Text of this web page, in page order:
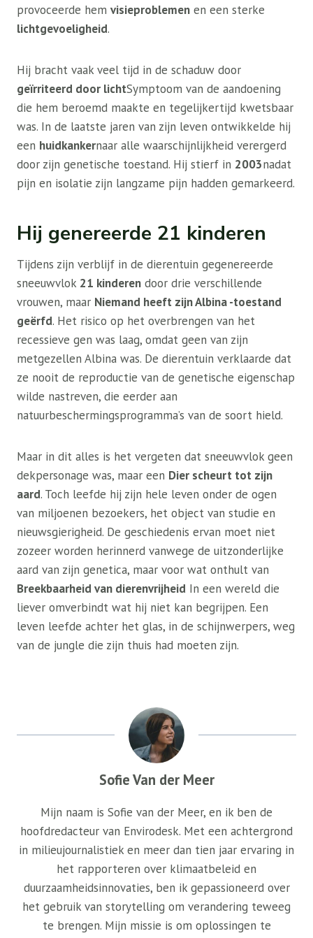
provoceerde hem visieproblemen en een sterke
lichtgevoeligheid.
Hij bracht vaak veel tijd in de schaduw door
geïrriteerd door lichtSymptoom van de aandoening
die hem beroemd maakte en tegelijkertijd kwetsbaar
was. In de laatste jaren van zijn leven ontwikkelde hij
een huidkankernaar alle waarschijnlijkheid verergerd
door zijn genetische toestand. Hij stierf in 2003nadat
pijn en isolatie zijn langzame pijn hadden gemarkeerd.
Hij genereerde 21 kinderen
Tijdens zijn verblijf in de dierentuin gegenereerde
sneeuwvlok 21 kinderen door drie verschillende
vrouwen, maar Niemand heeft zijn Albina -toestand
geërfd. Het risico op het overbrengen van het
recessieve gen was laag, omdat geen van zijn
metgezellen Albina was. De dierentuin verklaarde dat
ze nooit de reproductie van de genetische eigenschap
wilde nastreven, die eerder aan
natuurbeschermingsprogramma’s van de soort hield.
Maar in dit alles is het vergeten dat sneeuwvlok geen
dekpersonage was, maar een Dier scheurt tot zijn
aard. Toch leefde hij zijn hele leven onder de ogen
van miljoenen bezoekers, het object van studie en
nieuwsgierigheid. De geschiedenis ervan moet niet
zozeer worden herinnerd vanwege de uitzonderlijke
aard van zijn genetica, maar voor wat onthult van
Breekbaarheid van dierenvrijheid In een wereld die
liever omverbindt wat hij niet kan begrijpen. Een
leven leefde achter het glas, in de schijnwerpers, weg
van de jungle die zijn thuis had moeten zijn.
Sofie Van der Meer
Mijn naam is Sofie van der Meer, en ik ben de
hoofdredacteur van Envirodesk. Met een achtergrond
in milieujournalistiek en meer dan tien jaar ervaring in
het rapporteren over klimaatbeleid en
duurzaamheidsinnovaties, ben ik gepassioneerd over
het gebruik van storytelling om verandering teweeg
te brengen. Mijn missie is om oplossingen te